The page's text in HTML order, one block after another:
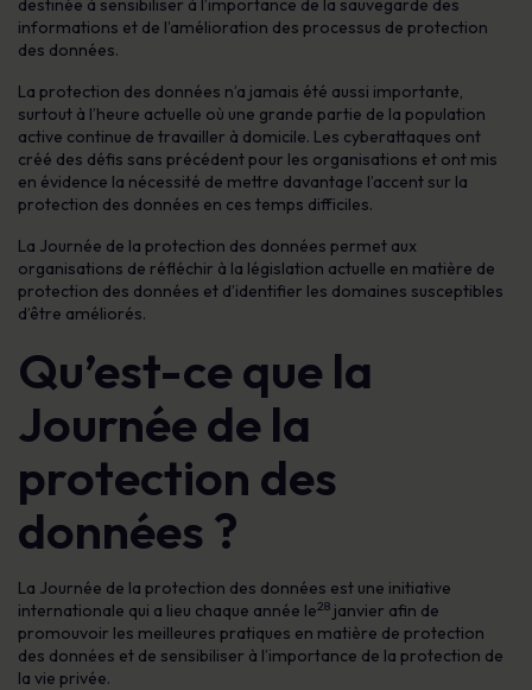
destinée à sensibiliser à l’importance de la sauvegarde des
informations et de l’amélioration des processus de protection
des données.
La protection des données n’a jamais été aussi importante,
surtout à l’heure actuelle où une grande partie de la population
active continue de travailler à domicile. Les cyberattaques ont
créé des défis sans précédent pour les organisations et ont mis
en évidence la nécessité de mettre davantage l’accent sur la
protection des données en ces temps difficiles.
La Journée de la protection des données permet aux
organisations de réfléchir à la législation actuelle en matière de
protection des données et d’identifier les domaines susceptibles
d’être améliorés.
Qu’est-ce que la
Journée de la
protection des
données ?
La Journée de la protection des données est une initiative
internationale qui a lieu chaque année le28 janvier afin de
promouvoir les meilleures pratiques en matière de protection
des données et de sensibiliser à l’importance de la protection de
la vie privée.